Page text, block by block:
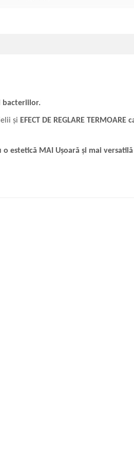
bacteriilor.
și EFECT DE REGLARE
estetică MAI Ușoară și mai versatilă